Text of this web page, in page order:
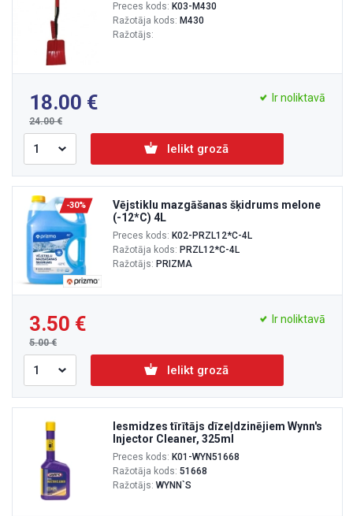
Preces kods: K03-M430
Ražotāja kods: M430
Ražotājs:
18.00
24.00
Ir noliktavā
Ielikt grozā
-30%
Vējstiklu mazgāšanas šķidrums melone
(-12*C) 4L
Preces kods: K02-PRZL12*C-4L
Ražotāja kods: PRZL12*C-4L
Ražotājs: PRIZMA
3.50
5.00
Ir noliktavā
Ielikt grozā
Iesmidzes tīrītājs dīzeļdzinējiem Wynn's
Injector Cleaner, 325ml
Preces kods: K01-WYN51668
Ražotāja kods: 51668
Ražotājs: WYNN`S